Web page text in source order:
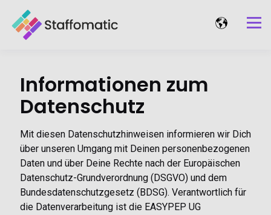
Informationen zum
Datenschutz
Mit diesen Datenschutzhinweisen informieren wir Dich
über unseren Umgang mit Deinen personenbezogenen
Daten und über Deine Rechte nach der Europäischen
Datenschutz-Grundverordnung (DSGVO) und dem
Bundesdatenschutzgesetz (BDSG). Verantwortlich für
die Datenverarbeitung ist die EASYPEP UG